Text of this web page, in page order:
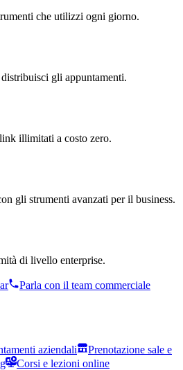
che utilizzi ogni giorno.
gli appuntamenti.
illimitati a costo zero.
gli strumenti avanzati per il business.
di livello enterprise.
Parla con il team commerciale
aziendali
Prenotazione sale e
Corsi e lezioni online